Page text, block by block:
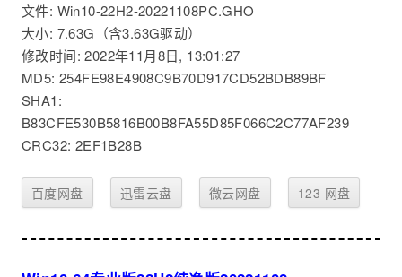
文件: Win10-22H2-20221108PC.GHO
大小: 7.63G（含3.63G驱动）
修改时间: 2022年11月8日, 13:01:27
MD5: 254FE98E4908C9B70D917CD52BDB89BF
SHA1:
B83CFE530B5816B00B8FA55D85F066C2C77AF239
CRC32: 2EF1B28B
百度网盘 迅雷云盘 微云网盘 123 网盘